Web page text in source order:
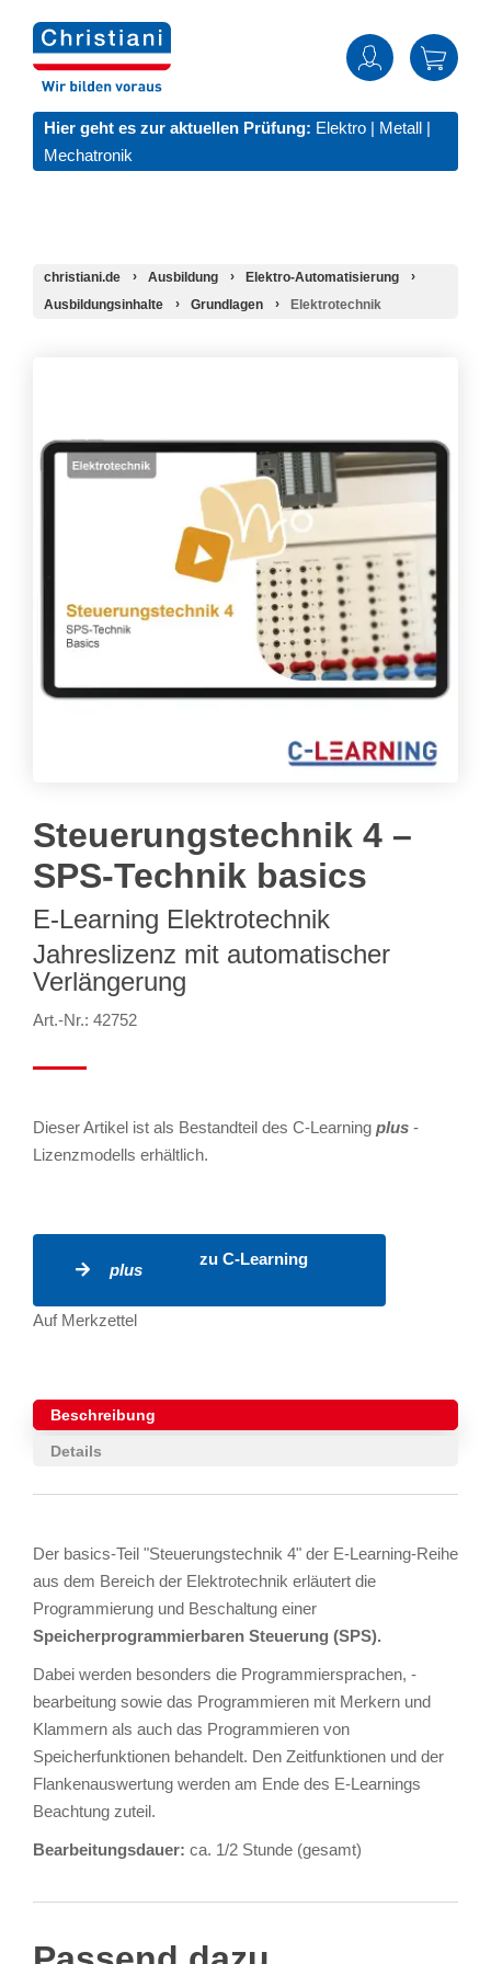
Hier geht es zur aktuellen Prüfung: Elektro | Metall |
Mechatronik
christiani.de Ausbildung
Elektro-Automatisierung
Ausbildungsinhalte
Grundlagen Elektrotechnik
Steuerungstechnik 4 –
SPS-Technik basics
E-Learning Elektrotechnik
Jahreslizenz mit automatischer
Verlängerung
Art.-Nr.: 42752
Dieser Artikel ist als Bestandteil des C-Learning plus -
Lizenzmodells erhältlich.
zu C-Learning
plus
Auf Merkzettel
Beschreibung
Details
Der basics-Teil "Steuerungstechnik 4" der E-Learning-Reihe
aus dem Bereich der Elektrotechnik erläutert die
Programmierung und Beschaltung einer
Speicherprogrammierbaren Steuerung (SPS).
Dabei werden besonders die Programmiersprachen, -
bearbeitung sowie das Programmieren mit Merkern und
Klammern als auch das Programmieren von
Speicherfunktionen behandelt. Den Zeitfunktionen und der
Flankenauswertung werden am Ende des E-Learnings
Beachtung zuteil.
Bearbeitungsdauer: ca. 1/2 Stunde (gesamt)